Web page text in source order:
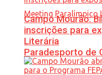
Paradesporto de
Campo Mourão:
inscrições para
Literária